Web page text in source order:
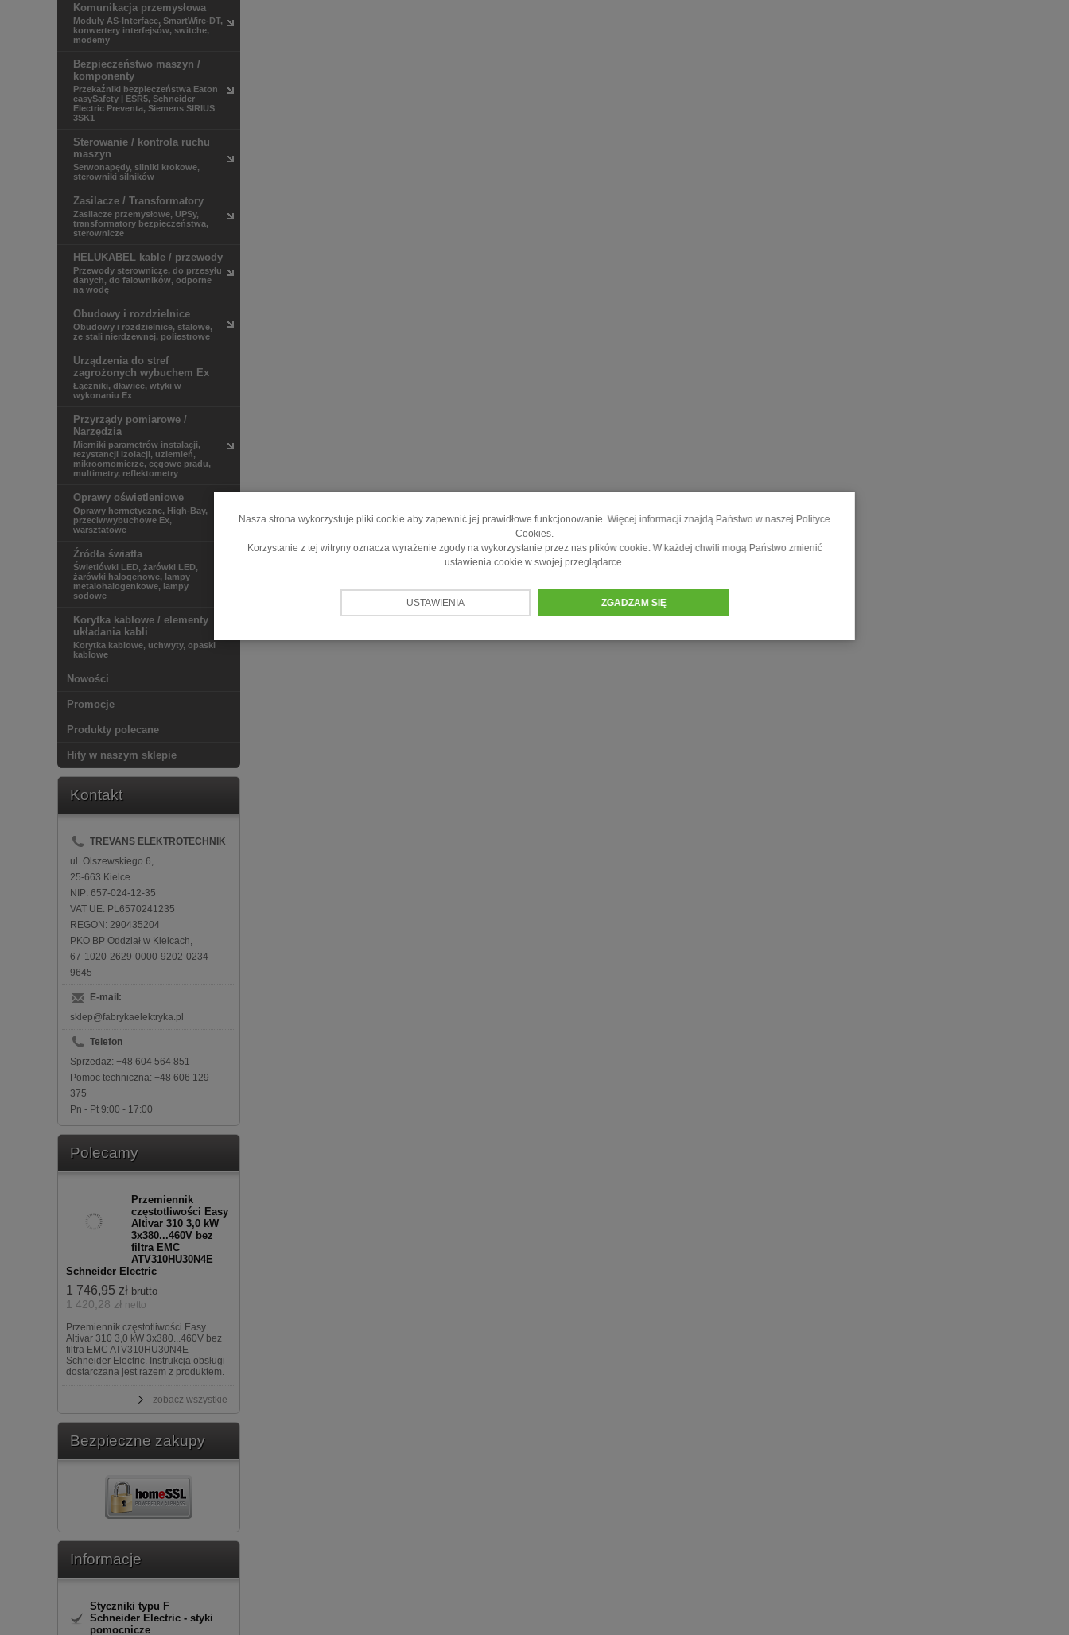
Komunikacja przemysłowa
Moduły AS-Interface, SmartWire-DT,
konwertery interfejsów, switche,
modemy
Bezpieczeństwo maszyn /
komponenty
Przekaźniki bezpieczeństwa Eaton
easySafety | ESR5, Schneider
Electric Preventa, Siemens SIRIUS
3SK1
Sterowanie / kontrola ruchu
maszyn
Serwonapędy, silniki krokowe,
sterowniki silników
Zasilacze / Transformatory
Zasilacze przemysłowe, UPSy,
transformatory bezpieczeństwa,
sterownicze
HELUKABEL kable / przewody
Przewody sterownicze, do przesyłu
danych, do falowników, odporne
na wodę
Obudowy i rozdzielnice
Obudowy i rozdzielnice, stalowe,
ze stali nierdzewnej, poliestrowe
Urządzenia do stref
zagrożonych wybuchem Ex
Łączniki, dławice, wtyki w
wykonaniu Ex
Przyrządy pomiarowe /
Narzędzia
Mierniki parametrów instalacji,
rezystancji izolacji, uziemień,
mikroomomierze, cęgowe prądu,
multimetry, reflektometry
Oprawy oświetleniowe
Oprawy hermetyczne, High-Bay,
przeciwwybuchowe Ex,
warsztatowe
Źródła światła
Świetlówki LED, żarówki LED,
żarówki halogenowe, lampy
metalohalogenkowe, lampy
sodowe
Korytka kablowe / elementy
układania kabli
Korytka kablowe, uchwyty, opaski
kablowe
Nowości
Promocje
Produkty polecane
Hity w naszym sklepie
Kontakt
TREVANS ELEKTROTECHNIK
ul. Olszewskiego 6,
25-663 Kielce
NIP: 657-024-12-35
VAT UE: PL6570241235
REGON: 290435204
PKO BP Oddział w Kielcach,
67-1020-2629-0000-9202-0234-
9645
E-mail:
sklep@fabrykaelektryka.pl
Telefon
Sprzedaż: +48 604 564 851
Pomoc techniczna: +48 606 129
375
Pn - Pt 9:00 - 17:00
Polecamy
Przemiennik
częstotliwości Easy
Altivar 310 3,0 kW
3x380...460V bez
filtra EMC
ATV310HU30N4E
Schneider Electric
1 746,95 zł brutto
1 420,28 zł netto
Przemiennik częstotliwości Easy
Altivar 310 3,0 kW 3x380...460V bez
filtra EMC ATV310HU30N4E
Schneider Electric. Instrukcja obsługi
dostarczana jest razem z produktem.
zobacz wszystkie
Bezpieczne zakupy
Informacje
Styczniki typu F
Schneider Electric - styki
pomocnicze
Nasza strona wykorzystuje pliki cookie aby zapewnić jej prawidłowe funkcjonowanie. Więcej informacji znajdą Państwo w naszej Polityce
Cookies.
Korzystanie z tej witryny oznacza wyrażenie zgody na wykorzystanie przez nas plików cookie. W każdej chwili mogą Państwo zmienić
ustawienia cookie w swojej przeglądarce.
USTAWIENIA ZGADZAM SIĘ